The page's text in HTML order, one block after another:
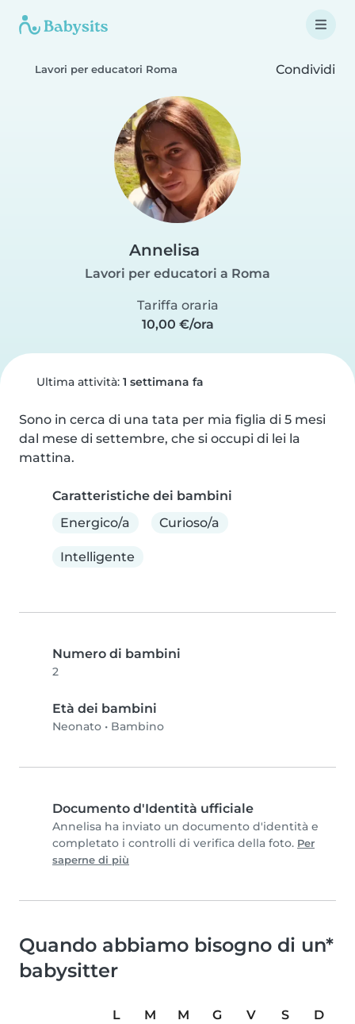
Lavori per educatori Roma Condividi
Annelisa
Lavori per educatori a Roma
Tariffa oraria
10,00 €/ora
Ultima attività: 1 settimana fa
Sono in cerca di una tata per mia figlia di 5 mesi
dal mese di settembre, che si occupi di lei la
mattina.
Caratteristiche dei bambini
Energico/a
Curioso/a
Intelligente
Numero di bambini
2
Età dei bambini
Neonato • Bambino
Documento d'Identità ufficiale
Annelisa ha inviato un documento d'identità e
completato i controlli di verifica della foto. Per
saperne di più
Quando abbiamo bisogno di un*
babysitter
L M M G V S
D